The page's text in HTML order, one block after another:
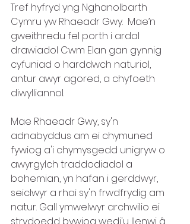
Tref hyfryd yng Nghanolbarth
Cymru yw Rhaeadr Gwy.  Mae’n
gweithredu fel porth i ardal
drawiadol Cwm Elan gan gynnig
cyfuniad o harddwch naturiol,
antur awyr agored, a chyfoeth
diwylliannol.
Mae Rhaeadr Gwy, sy'n
adnabyddus am ei chymuned
fywiog a'i chymysgedd unigryw o
awyrgylch traddodiadol a
bohemian, yn hafan i gerddwyr,
seiclwyr a rhai sy'n frwdfrydig am
natur. Gall ymwelwyr archwilio ei